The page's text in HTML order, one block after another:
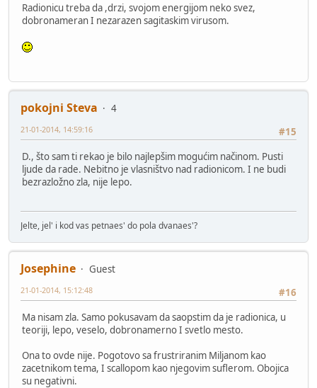
Radionicu treba da ,drzi, svojom energijom neko svez,
dobronameran I nezarazen sagitaskim virusom.
pokojni Steva
4
#15
21-01-2014, 14:59:16
D., što sam ti rekao je bilo najlepšim mogućim načinom. Pusti
ljude da rade. Nebitno je vlasništvo nad radionicom. I ne budi
bezrazložno zla, nije lepo.
Jelte, jel' i kod vas petnaes' do pola dvanaes'?
Josephine
Guest
#16
21-01-2014, 15:12:48
Ma nisam zla. Samo pokusavam da saopstim da je radionica, u
teoriji, lepo, veselo, dobronamerno I svetlo mesto.
Ona to ovde nije. Pogotovo sa frustriranim Miljanom kao
zacetnikom tema, I scallopom kao njegovim suflerom. Obojica
su negativni.